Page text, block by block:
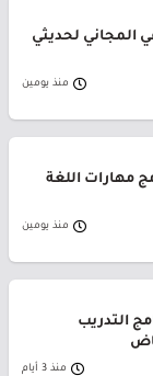
المجاني لحديثي
منذ يومين
مهارات اللغة
منذ يومين
التدريب
منذ 3 أيام